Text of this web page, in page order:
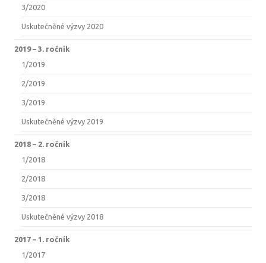
3/2020
Uskutečněné výzvy 2020
2019 –⁠ 3. ročník
1/2019
2/2019
3/2019
Uskutečněné výzvy 2019
2018 –⁠ 2. ročník
1/2018
2/2018
3/2018
Uskutečněné výzvy 2018
2017 –⁠ 1. ročník
1/2017